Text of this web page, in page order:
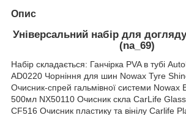
Опис
Універсальний набір для
(na_69)
Набір складається: Ганчірка PVA в тубі
AD0220 Чорніння для шин Nowax Tyre
Очисник-спрей гальмівної системи Nowax
500мл NX50110 Очисник скла CarLife
CF516 Очисник пластику та вінілу Carlife